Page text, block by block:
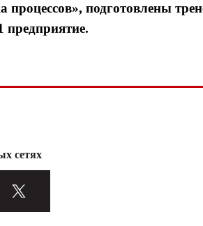
процессов», подготовлены
предприятие.
сетях